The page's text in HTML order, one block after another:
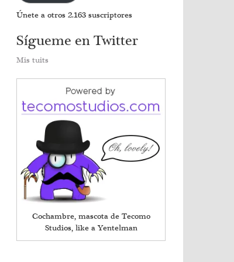
Únete a otros 2.163 suscriptores
Sígueme en Twitter
Mis tuits
Cochambre, mascota de Tecomo
Studios, like a Yentelman